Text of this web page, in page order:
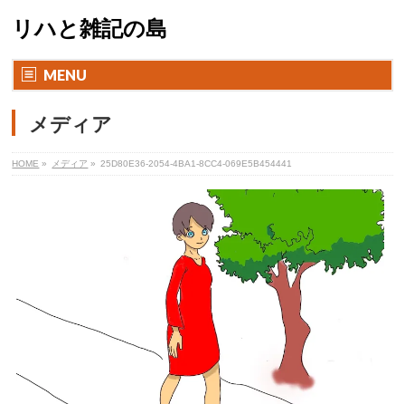
リハと雑記の島
MENU
メディア
HOME » メディア » 25D80E36-2054-4BA1-8CC4-069E5B454441